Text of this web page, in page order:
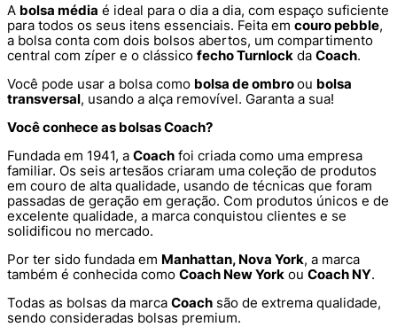
A bolsa média é ideal para o dia a dia, com espaço suficiente
para todos os seus itens essenciais. Feita em couro pebble,
a bolsa conta com dois bolsos abertos, um compartimento
central com zíper e o clássico fecho Turnlock da Coach.
Você pode usar a bolsa como bolsa de ombroou bolsa
transversal, usando a alça removível. Garanta a sua!
Você conhece as bolsas Coach?
Fundada em 1941, a Coach foi criada como uma empresa
familiar. Os seis artesãos criaram uma coleção de produtos
em couro de alta qualidade, usando de técnicas que foram
passadas de geração em geração. Com produtos únicos e de
excelente qualidade, a marca conquistou clientes e se
solidificou no mercado.
Por ter sido fundada em Manhattan, Nova York, a marca
também é conhecida como Coach New York ou Coach NY.
Todas as bolsas da marca Coach são de extrema qualidade,
sendo consideradas bolsas premium.